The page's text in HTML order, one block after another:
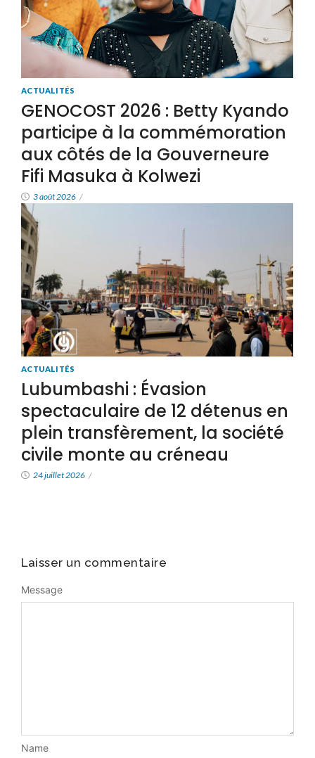
ACTUALITÉS
GENOCOST 2026 : Betty Kyando
participe à la commémoration
aux côtés de la Gouverneure
Fifi Masuka à Kolwezi
3 août 2026 /
ACTUALITÉS
Lubumbashi : Évasion
spectaculaire de 12 détenus en
plein transfèrement, la société
civile monte au créneau
24 juillet 2026 /
Laisser un commentaire
Message
Name